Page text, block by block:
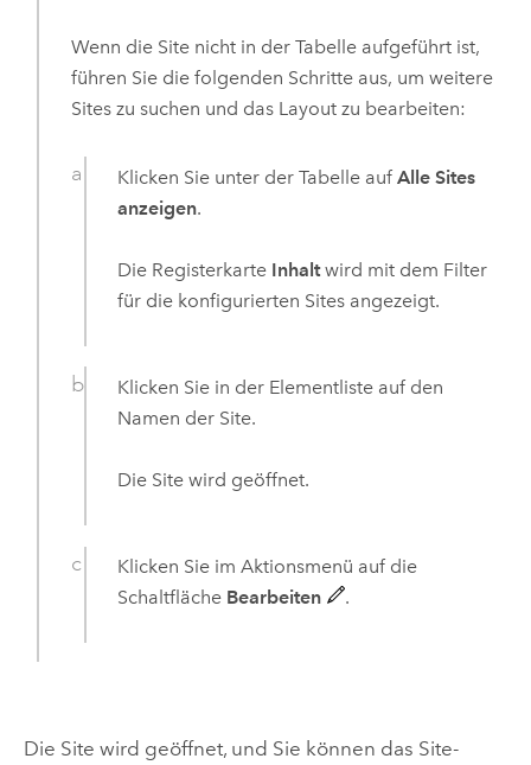
Wenn die Site nicht in der Tabelle aufgeführt ist,
führen Sie die folgenden Schritte aus, um weitere
Sites zu suchen und das Layout zu bearbeiten:
Klicken Sie unter der Tabelle aufAlle Sites
anzeigen.
Die Registerkarte Inhaltwird mit dem Filter
für die konfigurierten Sites angezeigt.
Klicken Sie in der Elementliste auf den
Namen der Site.
Die Site wird geöffnet.
Klicken Sie im Aktionsmenü auf die
Schaltfläche Bearbeiten .
Die Site wird geöffnet, und Sie können das Site-